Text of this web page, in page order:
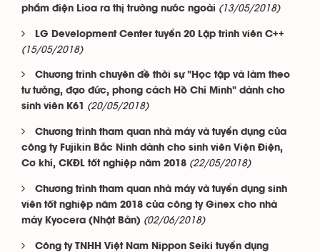
phẩm điện Lioa ra thị trường nước ngoài (13/05/2018)
LG Development Center tuyển 20 Lập trình viên C++
(15/05/2018)
Chương trình chuyên đề thời sự "Học tập và làm theo
tư tưởng, đạo đức, phong cách Hồ Chí Minh" dành cho
sinh viên K61
(20/05/2018)
Chương trình tham quan nhà máy và tuyển dụng của
công ty Fujikin Bắc Ninh dành cho sinh viên Viện Điện,
Cơ khí, CKĐL tốt nghiệp năm 2018 (22/05/2018)
Chương trình tham quan nhà máy và tuyển dụng sinh
viên tốt nghiệp năm 2018 của công ty Ginex cho nhà
máy Kyocera (Nhật Bản) (02/06/2018)
Công ty TNHH Việt Nam Nippon Seiki tuyển dụng